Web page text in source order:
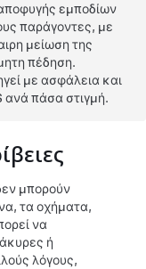
εμποδίων
παράγοντες, με
μείωση της
πέδηση.
με ασφάλεια και
ανά πάσα στιγμή.
μπορούν
τα οχήματα,
να
ή
λόγους,